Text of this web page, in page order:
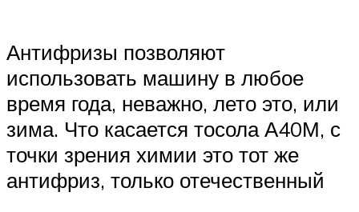
Антифризы позволяют
использовать машину в любое
время года, неважно, лето это, или
зима. Что касается тосола А40М, с
точки зрения химии это тот же
антифриз, только отечественный